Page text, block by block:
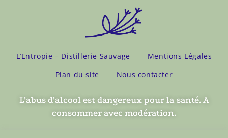
L’Entropie – Distillerie Sauvage
Mentions Légales
Plan du site
Nous contacter
L’abus d’alcool est dangereux pour la santé. A
consommer avec modération.